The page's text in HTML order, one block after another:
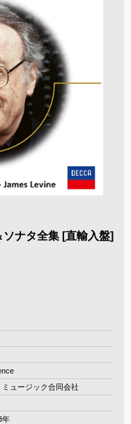
ナタ全集 [直輸入盤]
ミュージック合同会社
年